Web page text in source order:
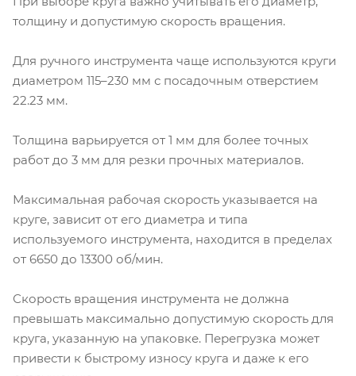
толщину и допустимую скорость вращения.
Для ручного инструмента чаще используются круги
диаметром 115–230 мм с посадочным отверстием
22.23 мм.
Толщина варьируется от 1 мм для более точных
работ до 3 мм для резки прочных материалов.
Максимальная рабочая скорость указывается на
круге, зависит от его диаметра и типа
используемого инструмента, находится в пределах
от 6650 до 13300 об/мин.
Скорость вращения инструмента не должна
превышать максимально допустимую скорость для
круга, указанную на упаковке. Перегрузка может
привести к быстрому износу круга и даже к его